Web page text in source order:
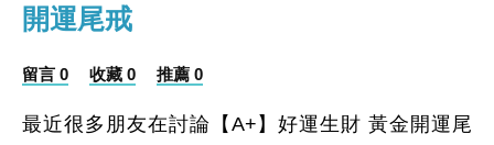
開運尾戒
留言 0 收藏 0 推薦 0
最近很多朋友在討論【A+】好運生財 黃金開運尾